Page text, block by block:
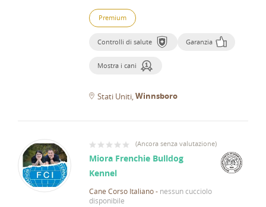
Premium
Controlli di salute Garanzia
Mostra i cani
Stati Uniti Winnsboro
(Ancora senza valutazione)
Miora Frenchie Bulldog
Kennel
Cane Corso Italiano- nessun cucciolo
disponibile